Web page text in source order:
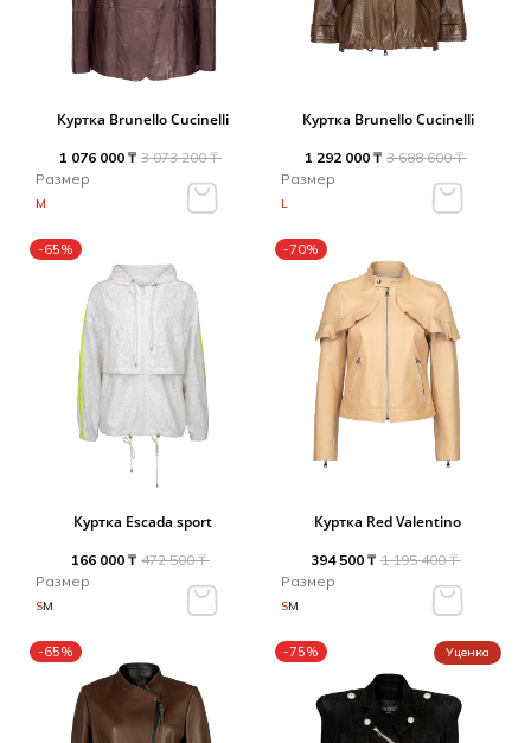
Куртка Brunello Cucinelli
1 076 000 ₸ 3 073 200 ₸
Размер
M
Куртка Brunello Cucinelli
1 292 000 ₸ 3 688 600 ₸
Размер
L
-65%
Куртка Escada sport
166 000 ₸ 472 500 ₸
Размер
SM
-70%
Куртка Red Valentino
394 500 ₸ 1 195 400 ₸
Размер
SM
-65% -75% Уценка